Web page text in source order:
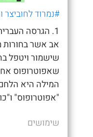
#נמרוד לחוביצר
1. הגרסה
אב אשר
שישמור ויטפל
שאפוטרופוס
המילה היא
"אפוטרופוס"
שימושים